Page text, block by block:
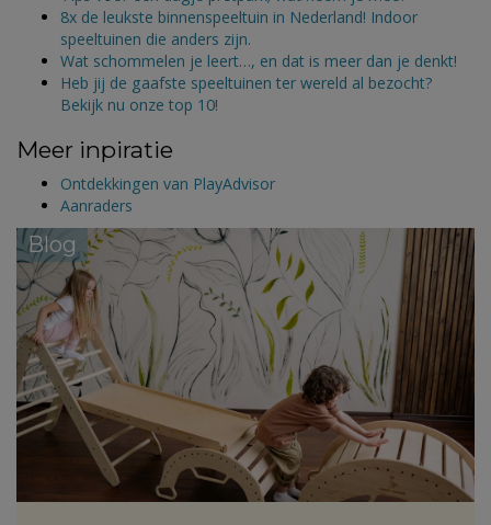
8x de leukste binnenspeeltuin in Nederland! Indoor
speeltuinen die anders zijn.
Wat schommelen je leert…, en dat is meer dan je denkt!
Heb jij de gaafste speeltuinen ter wereld al bezocht?
Bekijk nu onze top 10!
Meer inpiratie
Ontdekkingen van PlayAdvisor
Aanraders
Blog